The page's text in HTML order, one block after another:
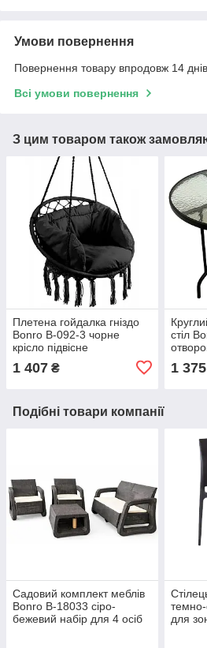
Умови повернення
Повернення товару впродовж 14
Всі умови повернення
З цим товаром також
Плетена гойдалка гніздо
Bonro B-092-3 чорне
крісло підвісне
подушкою до 120 кг для
1 407 ₴
стіл
саду,
1 375
Подібні товари компанії
Садовий комплект меблів
Bonro B-18033 сіро-
бежевий набір для 4 осіб
темно-
для